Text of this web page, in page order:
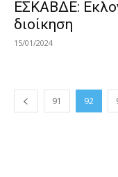
ΕΣΚΑΒΔΕ:
διοίκηση
15/01/2024
91 92